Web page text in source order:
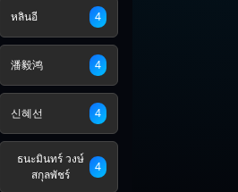
หลินอี 4
潘毅鸿 4
신혜선 4
ธนะมินทร์ วงษ์
สกุลพัชร์
4